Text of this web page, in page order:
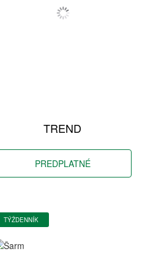
TREND
PREDPLATNÉ
TÝŽDENNÍK